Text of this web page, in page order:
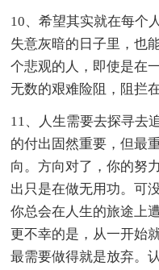
10、希望其实就在每个
失意灰暗的日子里，也
个悲观的人，即使是在
无数的艰难险阻，阻拦
11、人生需要去探寻去
的付出固然重要，但最
向。方向对了，你的努
出只是在做无用功。可
你总会在人生的旅途上
更不幸的是，从一开始
最需要做得就是放弃。